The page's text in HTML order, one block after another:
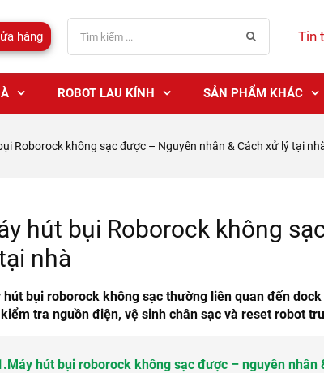
hàng Tin
ROBOT LAU KÍNH SẢN PHẨM KHÁC
Roborock không sạc được – Nguyên nhân & Cách xử lý tại
hút bụi Roborock không
nhà
hút bụi roborock không sạc thường liên quan đến
tra nguồn điện, vệ sinh chân sạc và reset robot
Máy hút bụi roborock không sạc được – nguyên nhân